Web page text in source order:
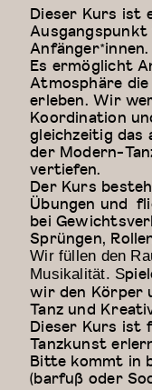
Dieser Kurs ist
Anfänger*innen.
Es ermöglicht
Atmosphäre die
erleben. Wir
Koordination
gleichzeitig das
der Modern-
vertiefen.
Der Kurs
Übungen und
bei
Sprüngen,
Wir füllen den
Musikalität. S
wir den Körper
Tanz und
Dieser Kurs ist
Tanzkunst
Bitte kommt in
(barfuß oder